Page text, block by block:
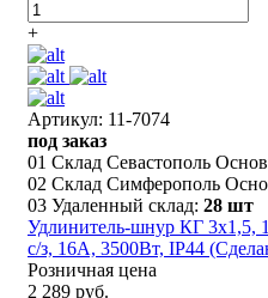
+
Артикул: 11-7074
под заказ
01 Склад Севастополь
02 Склад Симферополь
03 Удаленный склад: 28 шт
Удлинитель-шнур КГ 3х1,5,
с/з, 16А, 3500Вт, IP44
Розничная цена
2 289 руб.